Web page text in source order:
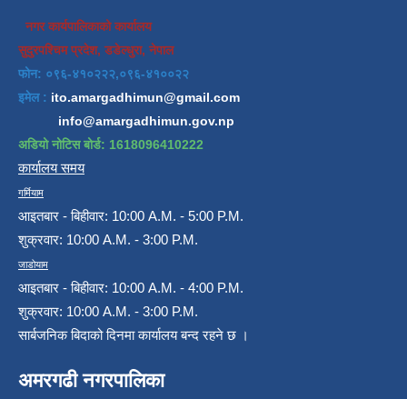
नगर कार्यपालिकाको कार्यालय
सुदुरपश्चिम प्रदेश, डडेल्धुरा, नेपाल
फोन: ०९६-४१०२२२,०९६-४१००२२
इमेल : ito.amargadhimun@gmail.com
info@amargadhimun.gov.np
अडियो नोटिस बोर्ड: 1618096410222
कार्यालय समय
गर्मियाम
आइतबार - बिहीवार: 10:00 A.M. - 5:00 P.M.
शुक्रवार: 10:00 A.M. - 3:00 P.M.
जाडोयाम
आइतबार - बिहीवार: 10:00 A.M. - 4:00 P.M.
शुक्रवार: 10:00 A.M. - 3:00 P.M.
सार्बजनिक बिदाको दिनमा कार्यालय बन्द रहने छ ।
अमरगढी नगरपालिका